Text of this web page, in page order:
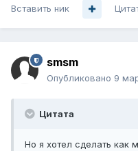
Вставить ник
smsm
Опубликовано 9
Цитата
Но я хотел сделать как